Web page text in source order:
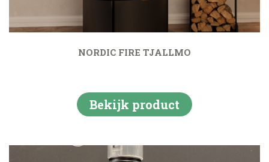
NORDIC FIRE TJALLMO
Bekijk product